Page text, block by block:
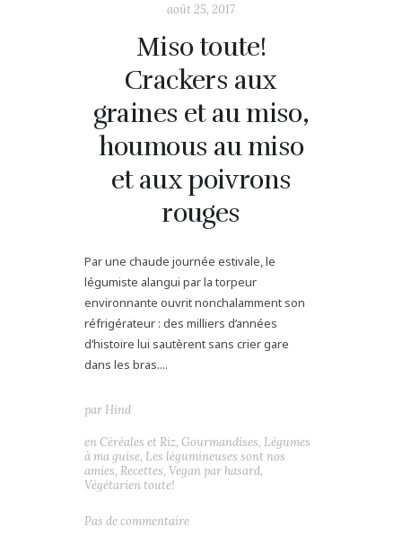
août 25, 2017
Miso toute!
Crackers aux
graines et au miso,
houmous au miso
et aux poivrons
rouges
Par une chaude journée estivale, le
légumiste alangui par la torpeur
environnante ouvrit nonchalamment son
réfrigérateur : des milliers d’années
d’histoire lui sautèrent sans crier gare
dans les bras....
par Hind
enCéréales et Riz, Gourmandises, Légumes
à ma guise, Les légumineuses sont nos
amies, Recettes, Vegan par hasard,
Végétarien toute!
Pas de commentaire